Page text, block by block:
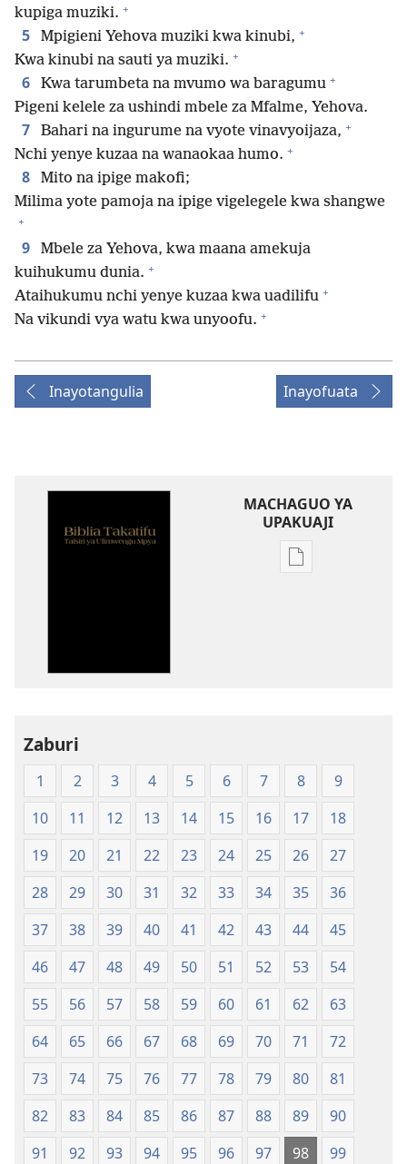
kupiga muziki. +
5 Mpigieni Yehova muziki kwa kinubi, +
Kwa kinubi na sauti ya muziki. +
6 Kwa tarumbeta na mvumo wa baragumu +
Pigeni kelele za ushindi mbele za Mfalme, Yehova.
7 Bahari na ingurume na vyote vinavyoijaza, +
Nchi yenye kuzaa na wanaokaa humo. +
8
Mito na ipige makofi;
Milima yote pamoja na ipige vigelegele kwa shangwe
+
9
Mbele za Yehova, kwa maana amekuja
kuihukumu dunia. +
Ataihukumu nchi yenye kuzaa kwa uadilifu +
Na vikundi vya watu kwa unyoofu. +
Inayotangulia Inayofuata
MACHAGUO YA
UPAKUAJI
Mbinu
Tafsiri
ya
Ulimwengu
Mpya
(Chapa
ya
Jalada
Jepesi)
Zaburi
1 2 3 4 5 6 7 8
9
10
11 12 13 14 15 16 17
18
19
20 21 22 23 24 25 26
27
28
29 30 31 32 33 34 35
36
37
38 39 40 41 42 43 44
45
46
47 48 49 50 51 52 53
54
55
56 57 58 59 60 61 62
63
64
65 66 67 68 69 70 71
72
73
74 75 76 77 78 79 80
81
82
83 84 85 86 87 88 89
90
91
92 93 94 95 96 97 98
99